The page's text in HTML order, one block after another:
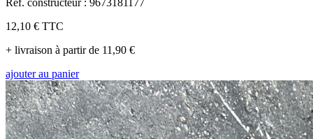
12,10 € TTC
+ livraison à partir de 11,90 €
ajouter au panier